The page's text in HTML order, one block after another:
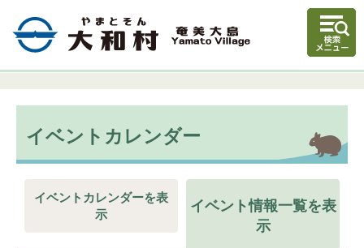
イベントカレンダー
イベントカレンダーを表
示
イベント情報一覧を表
示